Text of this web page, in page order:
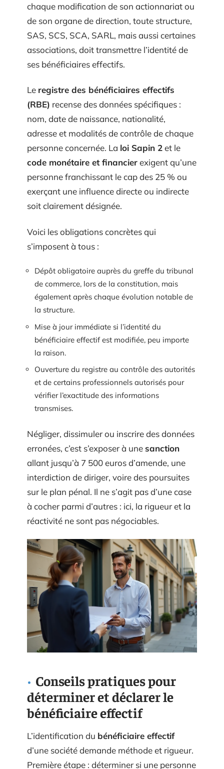
chaque modification de son actionnariat ou
de son organe de direction, toute structure,
SAS, SCS, SCA, SARL, mais aussi certaines
associations, doit transmettre l’identité de
ses bénéficiaires effectifs.
Le registre des bénéficiaires effectifs
(RBE) recense des données spécifiques :
nom, date de naissance, nationalité,
adresse et modalités de contrôle de chaque
personne concernée. La loi Sapin 2et le
code monétaire et financierexigent qu’une
personne franchissant le cap des 25 % ou
exerçant une influence directe ou indirecte
soit clairement désignée.
Voici les obligations concrètes qui
s’imposent à tous :
Dépôt obligatoire auprès du greffe du tribunal
de commerce, lors de la constitution, mais
également après chaque évolution notable de
la structure.
Mise à jour immédiate si l’identité du
bénéficiaire effectif est modifiée, peu importe
la raison.
Ouverture du registre au contrôle des autorités
et de certains professionnels autorisés pour
vérifier l’exactitude des informations
transmises.
Négliger, dissimuler ou inscrire des données
erronées, c’est s’exposer à unesanction
allant jusqu’à 7 500 euros d’amende, une
interdiction de diriger, voire des poursuites
sur le plan pénal. Il ne s’agit pas d’une case
à cocher parmi d’autres : ici, la rigueur et la
réactivité ne sont pas négociables.
Conseils pratiques pour
déterminer et déclarer le
bénéficiaire effectif
L’identification du bénéficiaire effectif
d’une société demande méthode et rigueur.
Première étape : déterminer si une personne